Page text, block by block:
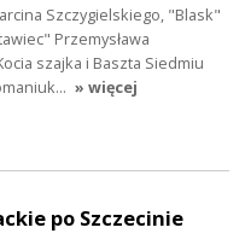
Szczygielskiego, "Blask"
Przemysława
szajka i Baszta Siedmiu
» więcej
po Szczecinie